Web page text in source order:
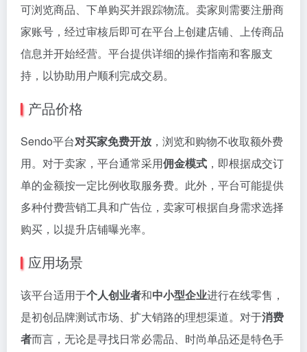
可浏览商品、下单购买并跟踪物流。卖家则需要注册商
家账号，经过审核后即可在平台上创建店铺、上传商品
信息并开始经营。平台提供详细的操作指南和客服支
持，以协助用户顺利完成交易。
产品价格
Sendo平台对买家免费开放 ，浏览和购物不收取额外费
用。对于卖家，平台通常采用佣金模式 ，即根据成交订
单的金额按一定比例收取服务费。此外，平台可能提供
多种付费营销工具和广告位，卖家可根据自身需求选择
购买，以提升店铺曝光率。
应用场景
该平台适用于个人创业者和中小型企业进行在线零售，
是初创品牌测试市场、扩大销路的理想渠道。对于消费
者而言，无论是寻找日常必需品、时尚单品还是特色手